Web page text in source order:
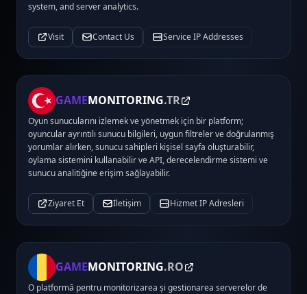
system, and server analytics.
Visit Contact Us Service IP Addresses
GAMEMONITORING.TR
Oyun sunucularını izlemek ve yönetmek için bir platform;
oyuncular ayrıntılı sunucu bilgileri, uygun filtreler ve doğrulanmış
yorumlar alırken, sunucu sahipleri kişisel sayfa oluşturabilir,
oylama sistemini kullanabilir ve API, derecelendirme sistemi ve
sunucu analitiğine erişim sağlayabilir.
Ziyaret Et İletişim Hizmet IP Adresleri
GAMEMONITORING.RO
O platformă pentru monitorizarea și gestionarea serverelor de